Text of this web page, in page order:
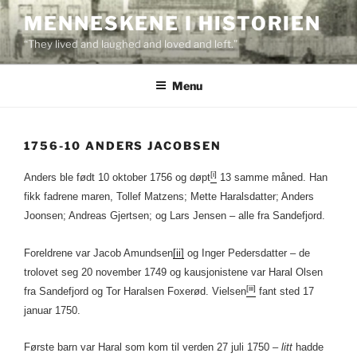
Skip
to
content
MENNESKENE I HISTORIEN
“They lived and laughed and loved and left.”
Menu
1756-10 ANDERS JACOBSEN
Anders ble født 10 oktober 1756 og døpt[i] 13 samme måned. Han
fikk fadrene maren, Tollef Matzens; Mette Haralsdatter; Anders
Joonsen; Andreas Gjertsen; og Lars Jensen – alle fra Sandefjord.
Foreldrene var Jacob Amundsen[ii] og Inger Pedersdatter – de
trolovet seg 20 november 1749 og kausjonistene var Haral Olsen
fra Sandefjord og Tor Haralsen Foxerød. Vielsen[iii] fant sted 17
januar 1750.
Første barn var Haral som kom til verden 27 juli 1750 – litt hadde